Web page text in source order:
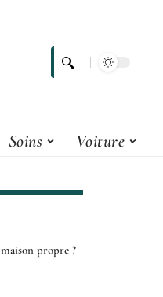
Soins Voiture
propre ?